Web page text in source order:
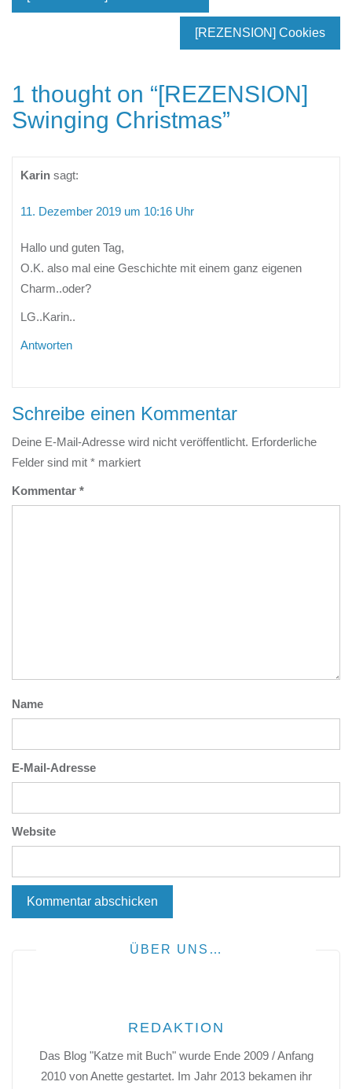
[REZENSION] Cookies
1 thought on “[REZENSION]
Swinging Christmas”
Karin sagt:
11. Dezember 2019 um 10:16 Uhr
Hallo und guten Tag,
O.K. also mal eine Geschichte mit einem ganz eigenen
Charm..oder?
LG..Karin..
Antworten
Schreibe einen Kommentar
Deine E-Mail-Adresse wird nicht veröffentlicht. Erforderliche
Felder sind mit * markiert
Kommentar *
Name
E-Mail-Adresse
Website
ÜBER UNS…
REDAKTION
Das Blog "Katze mit Buch" wurde Ende 2009 / Anfang
2010 von Anette gestartet. Im Jahr 2013 bekamen ihr